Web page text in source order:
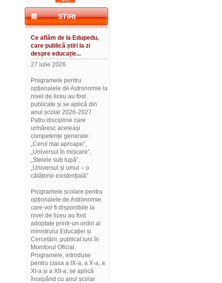
STIRI
Ce aflăm de la Edupedu,
care publică știri la zi
despre educație...
27 iulie 2026
Programele pentru
opționalele de Astronomie la
nivel de liceu au fost
publicate și se aplică din
anul școlar 2026-2027.
Patru discipline care
urmăresc aceleași
competențe generale:
„Cerul mai aproape”,
„Universul în mișcare”,
„Stelele sub lupă”,
„Universul și omul – o
călătorie existențială”
Programele școlare pentru
opționalele de Astronomie
care vor fi disponibile la
nivel de liceu au fost
adoptate printr-un ordin al
ministrului Educației și
Cercetării, publicat luni în
Monitorul Oficial.
Programele, introduse
pentru clasa a IX-a, a X-a, a
XI-a și a XII-a, se aplică
începând cu anul școlar